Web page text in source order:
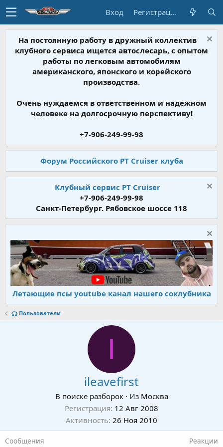
Вход Регистрация
На постоянную работу в дружный коллектив
клубного сервиса ищется автослесарь, с опытом
работы по легковым автомобилям
американского, японского и корейского
производства.
Очень нуждаемся в ответственном и надежном
человеке на долгосрочную перспективу!
+7-906-249-99-98
Форум Российского PT Cruiser клуба
Клубный сервис PT Cruiser
+7-906-249-99-98
Санкт-Петербург. Рябовское шоссе 118
Летающие псы youtube канал нашего соклубника
Пользователи
I
ileavefirst
В поиске разборок · Из Москва
Регистрация 12 Авг 2008
Активность 26 Ноя 2010
Сообщения Реакции